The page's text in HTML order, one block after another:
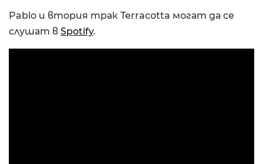
Pablo и втория трак Terracotta могат да се
слушат в Spotify.